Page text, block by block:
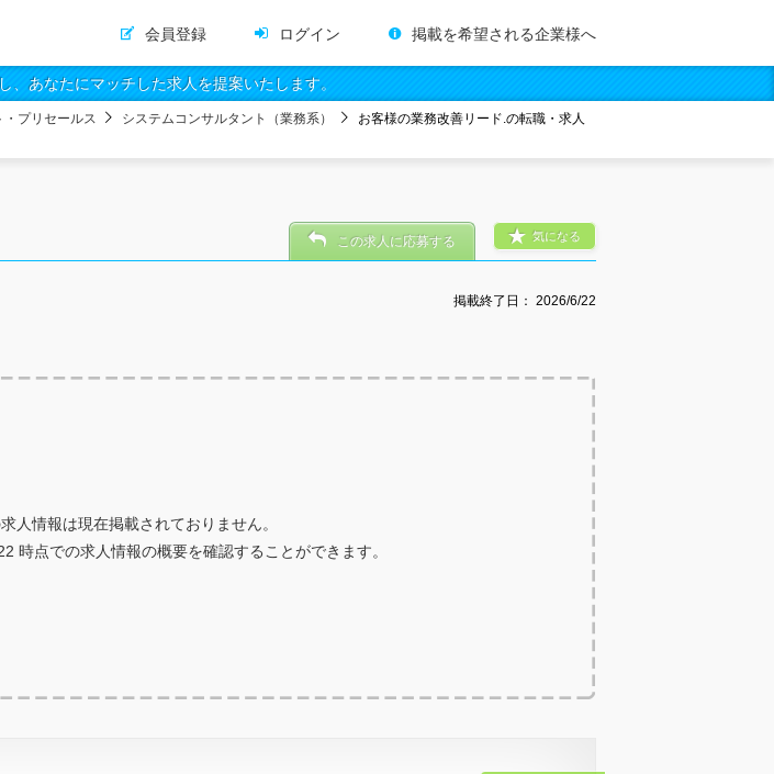
会員登録 ログイン 掲載を希望される企業様へ
あなたにマッチした求人を提案いたします。
・プリセールス システムコンサルタント（業務系）
お客様の業務改善リード.の転職・求人
掲載終了日： 2026/6/22
気になる
この求人に応募する
人情報は現在掲載されておりません。
時点での求人情報の概要を確認することができます。